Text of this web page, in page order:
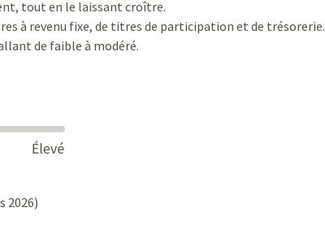
tout en le laissant croître.
à revenu fixe, de titres de participation et de trésorerie.
de faible à modéré.
2026)